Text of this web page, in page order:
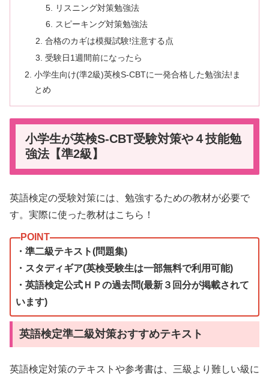
リスニング対策勉強法
スピーキング対策勉強法
合格のカギは模擬試験!注意する点
受験日1週間前になったら
小学生向け(準2級)英検S-CBTに一発合格した勉強法!ま
とめ
小学生が英検S-CBT受験対策や４技能勉
強法【準2級】
英語検定の受験対策には、勉強するための教材が必要で
す。実際に使った教材はこちら！
・準二級テキスト(問題集)
・スタディギア(英検受験生は一部無料で利用可能)
・英語検定公式ＨＰの過去問(最新３回分が掲載されて
います)
英語検定準二級対策おすすめテキスト
英語検定対策のテキストや参考書は、三級より難しい級に